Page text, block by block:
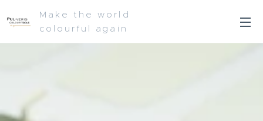
Make the world
colourful again